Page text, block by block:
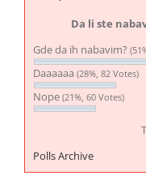
Da li ste
Gde da ih nabavim?
Daaaaaa (28%, 82 Votes)
Nope (21%, 60 Votes)
Polls Archive